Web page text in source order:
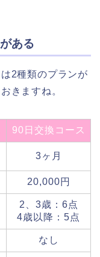
ある
2種類のプランが
きますね。
90日交換コース
3ヶ月
20,000円
2、3歳：6点
4歳以降：5点
なし